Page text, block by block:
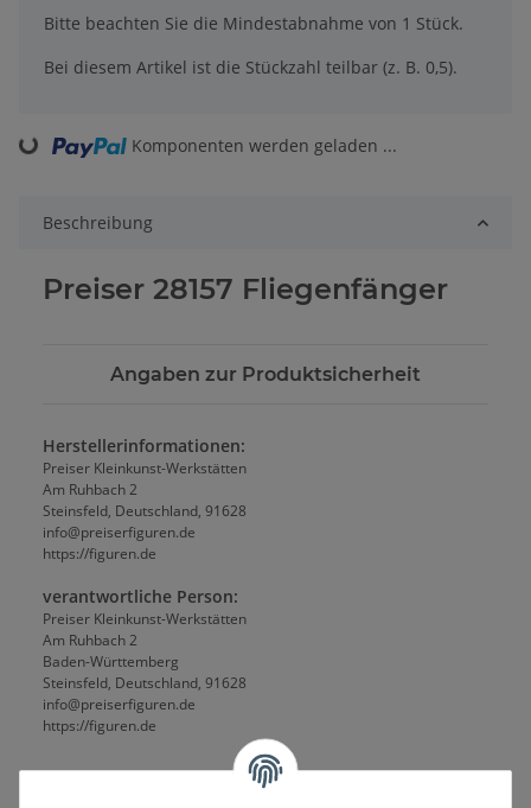
x
Bitte beachten Sie die Mindestabnahme von 1 Stück.
Bei diesem Artikel ist die Stückzahl teilbar (z. B. 0,5).
Loading... Komponenten werden geladen ...
Beschreibung
Preiser 28157 Fliegenfänger
Angaben zur Produktsicherheit
Herstellerinformationen:
Preiser Kleinkunst-Werkstätten
Am Ruhbach 2
Steinsfeld, Deutschland, 91628
info@preiserfiguren.de
https://figuren.de
verantwortliche Person:
Preiser Kleinkunst-Werkstätten
Am Ruhbach 2
Baden-Württemberg
Steinsfeld, Deutschland, 91628
info@preiserfiguren.de
https://figuren.de